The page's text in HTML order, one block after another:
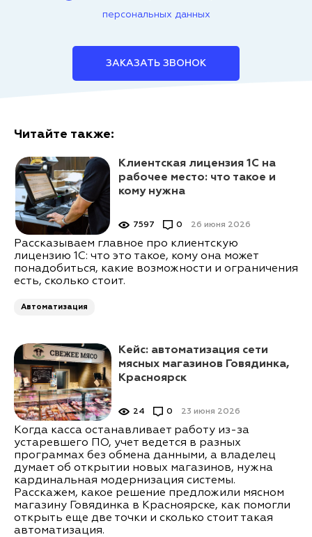
персональных данных
ЗАКАЗАТЬ ЗВОНОК
Читайте также:
Клиентская лицензия 1С на
рабочее место: что такое и
кому нужна
26 июня 2026
7597 0
Рассказываем главное про клиентскую
лицензию 1С: что это такое, кому она может
понадобиться, какие возможности и ограничения
есть, сколько стоит.
Автоматизация
Кейс: автоматизация сети
мясных магазинов Говядинка,
Красноярск
23 июня 2026
24 0
Когда касса останавливает работу из-за
устаревшего ПО, учет ведется в разных
программах без обмена данными, а владелец
думает об открытии новых магазинов, нужна
кардинальная модернизация системы.
Расскажем, какое решение предложили мясном
магазину Говядинка в Красноярске, как помогли
открыть еще две точки и сколько стоит такая
автоматизация.